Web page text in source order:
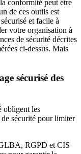
conformité peut être
de ces outils est
et facile à
votre organisation à
de sécurité décrites
ci-dessus. Mais
sécurisé des
obligent les
sécurité pour limiter
RGPD et CIS